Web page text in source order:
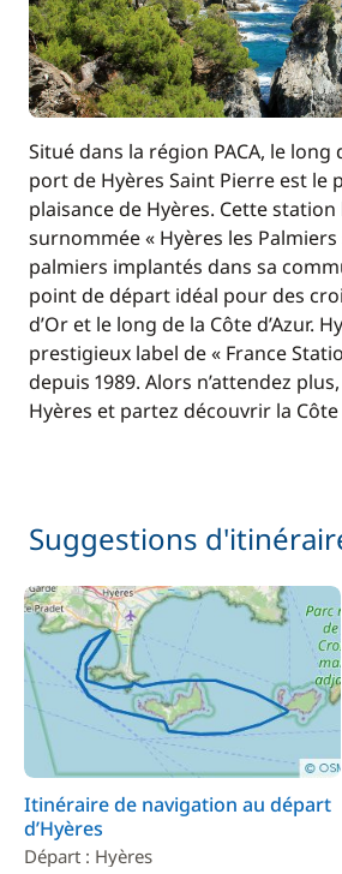
Situé dans la région PACA, le long
port de Hyères Saint Pierre est le
plaisance de Hyères. Cette
surnommée « Hyères les Palmiers
palmiers implantés dans sa
point de départ idéal pour des
d’Or et le long de la Côte d’Azur.
prestigieux label de « France
depuis 1989. Alors n’attendez
Hyères et partez découvrir la Côte
Suggestions
Itinéraire de navigation au départ
d’Hyères
Départ : Hyères